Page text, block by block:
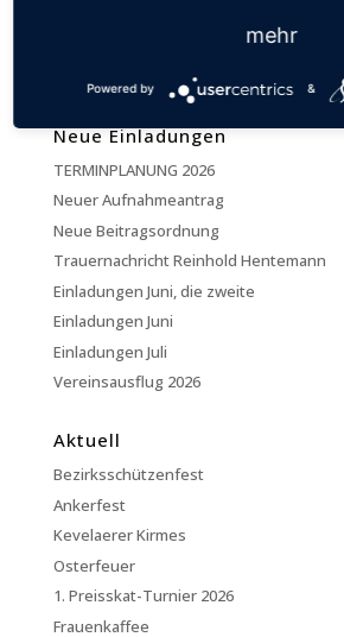
Neue Einladungen
TERMINPLANUNG 2026
Neuer Aufnahmeantrag
Neue Beitragsordnung
Trauernachricht Reinhold Hentemann
Einladungen Juni, die zweite
Einladungen Juni
Einladungen Juli
Vereinsausflug 2026
Aktuell
Bezirksschützenfest
Ankerfest
Kevelaerer Kirmes
Osterfeuer
1. Preisskat-Turnier 2026
Frauenkaffee
mehr
Powered by &